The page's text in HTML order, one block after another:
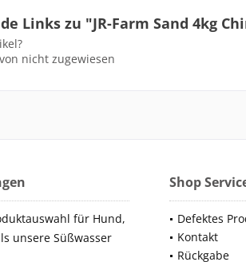
Links zu "JR-Farm Sand 4kg
nicht zugewiesen
für Hund,
unsere Süßwasser
Shop
Defektes
Kontakt
Rückgabe